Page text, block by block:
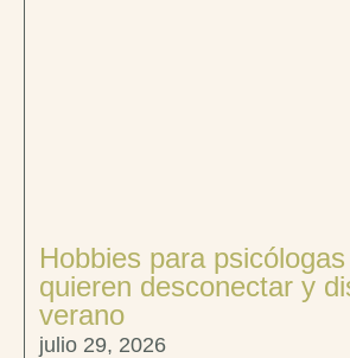
Hobbies para
quieren desconectar y
verano
julio 29, 2026